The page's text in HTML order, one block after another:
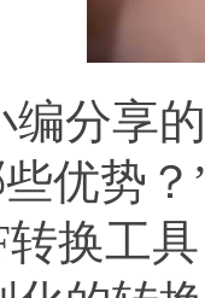
分享
优势
换工